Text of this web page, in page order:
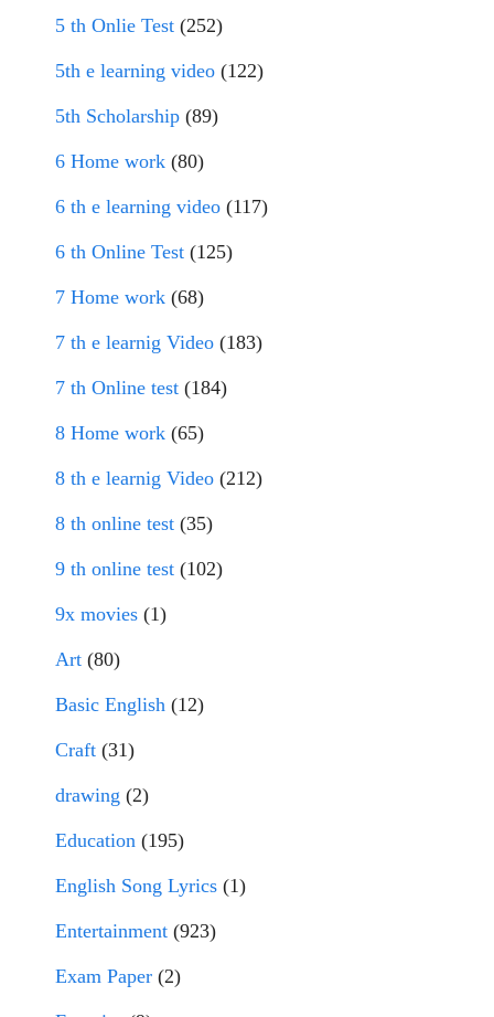
5 th Onlie Test (252)
5th e learning video (122)
5th Scholarship (89)
6 Home work (80)
6 th e learning video (117)
6 th Online Test (125)
7 Home work (68)
7 th e learnig Video (183)
7 th Online test (184)
8 Home work (65)
8 th e learnig Video (212)
8 th online test (35)
9 th online test (102)
9x movies (1)
Art (80)
Basic English (12)
Craft (31)
drawing (2)
Education (195)
English Song Lyrics (1)
Entertainment (923)
Exam Paper (2)